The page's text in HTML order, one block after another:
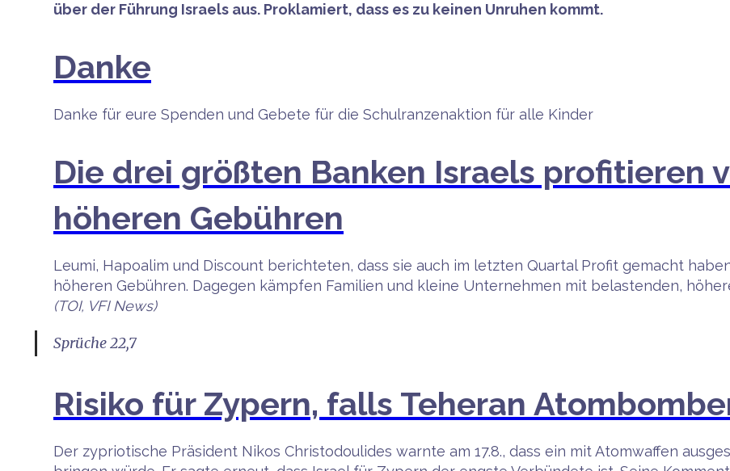
über der Führung Israels aus. Proklamiert, dass es zu keinen Unruhen kommt.
Danke
Danke für eure Spenden und Gebete für die Schulranzenaktion für alle Kinder
Die drei größten Banken Israels profitieren
höheren Gebühren
Leumi, Hapoalim und Discount berichteten, dass sie auch im letzten Quartal Profit gemacht
höheren Gebühren. Dagegen kämpfen Familien und kleine Unternehmen mit belastenden,
(TOI, VFI News)
Sprüche 22,7
Risiko für Zypern, falls Teheran
Der zypriotische Präsident Nikos Christodoulides warnte am 17.8., dass ein mit Atomwaffen